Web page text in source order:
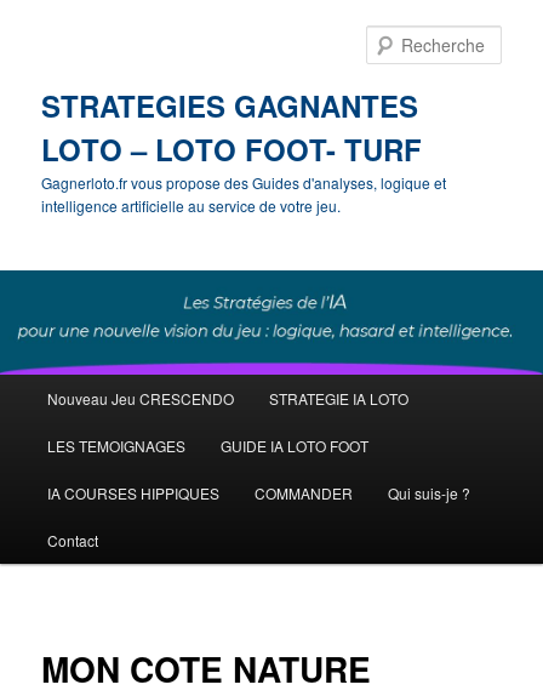
STRATEGIES GAGNANTES
LOTO – LOTO FOOT- TURF
Gagnerloto.fr vous propose des Guides d'analyses, logique et
intelligence artificielle au service de votre jeu.
principal
Aller
au
contenu
Nouveau Jeu CRESCENDO STRATEGIE IA LOTO
LES TEMOIGNAGES GUIDE IA LOTO FOOT
IA COURSES HIPPIQUES COMMANDER Qui suis-je ?
Contact
MON COTE NATURE